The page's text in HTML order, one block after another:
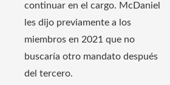
continuar en el cargo. McDaniel
les dijo previamente a los
miembros en 2021 que no
buscaría otro mandato después
del tercero.